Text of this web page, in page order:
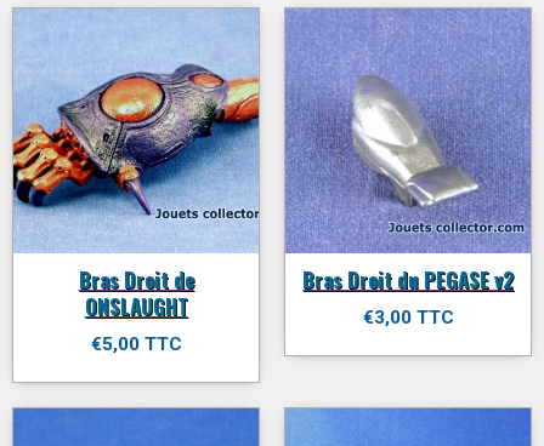
Bras Droit de
ONSLAUGHT
€5,00 TTC
Bras Droit du PEGASE v2
€3,00 TTC